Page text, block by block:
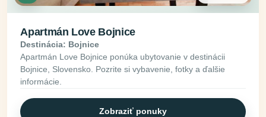
Apartmán Love Bojnice
Destinácia: Bojnice
Apartmán Love Bojnice ponúka ubytovanie v destinácii
Bojnice, Slovensko. Pozrite si vybavenie, fotky a ďalšie
informácie.
Zobraziť ponuky